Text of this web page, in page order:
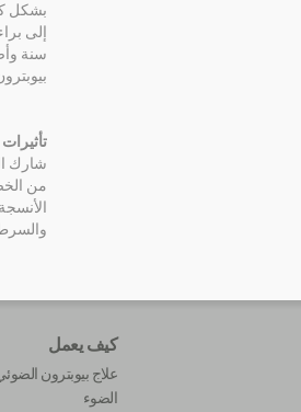
بشكل
بيوبترون في
شارك
من
كيف يعمل
علاج بيوبترون
الضوء